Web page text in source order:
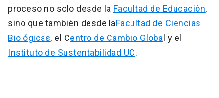
proceso no solo desde la Facultad de Educación,
sino que también desde laFacultad de Ciencias
Biológicas, el Centro de Cambio Globa l y el
Instituto de Sustentabilidad UC.